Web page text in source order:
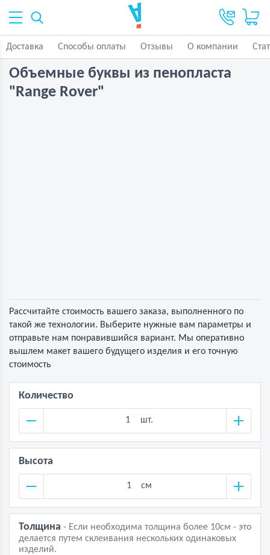
Доставка Способы оплаты Отзывы О компании
Объемные буквы из пенопласта
"Range Rover"
Рассчитайте стоимость вашего заказа, выполненного по
такой же технологии. Выберите нужные вам параметры и
отправьте нам понравившийся вариант. Мы оперативно
вышлем макет вашего будущего изделия и его точную
стоимость
Количество
шт.
Высота
см
Толщина - Если необходима толщина более 10см - это
делается путем склеивания нескольких одинаковых
изделий.